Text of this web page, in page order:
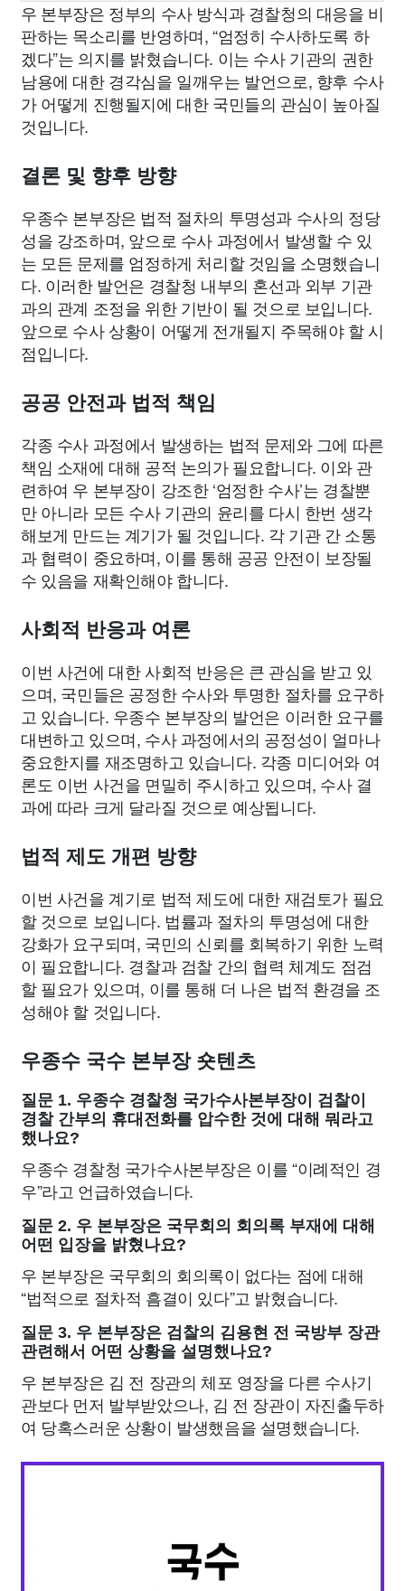
우 본부장은 정부의 수사 방식과 경찰청의 대응을 비
판하는 목소리를 반영하며, “엄정히 수사하도록 하
겠다”는 의지를 밝혔습니다. 이는 수사 기관의 권한
남용에 대한 경각심을 일깨우는 발언으로, 향후 수사
가 어떻게 진행될지에 대한 국민들의 관심이 높아질
것입니다.
결론 및 향후 방향
우종수 본부장은 법적 절차의 투명성과 수사의 정당
성을 강조하며, 앞으로 수사 과정에서 발생할 수 있
는 모든 문제를 엄정하게 처리할 것임을 소명했습니
다. 이러한 발언은 경찰청 내부의 혼선과 외부 기관
과의 관계 조정을 위한 기반이 될 것으로 보입니다.
앞으로 수사 상황이 어떻게 전개될지 주목해야 할 시
점입니다.
공공 안전과 법적 책임
각종 수사 과정에서 발생하는 법적 문제와 그에 따른
책임 소재에 대해 공적 논의가 필요합니다. 이와 관
련하여 우 본부장이 강조한 ‘엄정한 수사’는 경찰뿐
만 아니라 모든 수사 기관의 윤리를 다시 한번 생각
해보게 만드는 계기가 될 것입니다. 각 기관 간 소통
과 협력이 중요하며, 이를 통해 공공 안전이 보장될
수 있음을 재확인해야 합니다.
사회적 반응과 여론
이번 사건에 대한 사회적 반응은 큰 관심을 받고 있
으며, 국민들은 공정한 수사와 투명한 절차를 요구하
고 있습니다. 우종수 본부장의 발언은 이러한 요구를
대변하고 있으며, 수사 과정에서의 공정성이 얼마나
중요한지를 재조명하고 있습니다. 각종 미디어와 여
론도 이번 사건을 면밀히 주시하고 있으며, 수사 결
과에 따라 크게 달라질 것으로 예상됩니다.
법적 제도 개편 방향
이번 사건을 계기로 법적 제도에 대한 재검토가 필요
할 것으로 보입니다. 법률과 절차의 투명성에 대한
강화가 요구되며, 국민의 신뢰를 회복하기 위한 노력
이 필요합니다. 경찰과 검찰 간의 협력 체계도 점검
할 필요가 있으며, 이를 통해 더 나은 법적 환경을 조
성해야 할 것입니다.
우종수 국수 본부장 숏텐츠
질문 1. 우종수 경찰청 국가수사본부장이 검찰이
경찰 간부의 휴대전화를 압수한 것에 대해 뭐라고
했나요?
우종수 경찰청 국가수사본부장은 이를 “이례적인 경
우”라고 언급하였습니다.
질문 2. 우 본부장은 국무회의 회의록 부재에 대해
어떤 입장을 밝혔나요?
우 본부장은 국무회의 회의록이 없다는 점에 대해
“법적으로 절차적 흠결이 있다”고 밝혔습니다.
질문 3. 우 본부장은 검찰의 김용현 전 국방부 장관
관련해서 어떤 상황을 설명했나요?
우 본부장은 김 전 장관의 체포 영장을 다른 수사기
관보다 먼저 발부받았으나, 김 전 장관이 자진출두하
여 당혹스러운 상황이 발생했음을 설명했습니다.